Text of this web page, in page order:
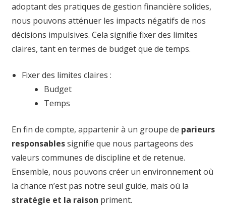
adoptant des pratiques de gestion financière solides,
nous pouvons atténuer les impacts négatifs de nos
décisions impulsives. Cela signifie fixer des limites
claires, tant en termes de budget que de temps.
Fixer des limites claires :
Budget
Temps
En fin de compte, appartenir à un groupe de parieurs
responsablessignifie que nous partageons des
valeurs communes de discipline et de retenue.
Ensemble, nous pouvons créer un environnement où
la chance n’est pas notre seul guide, mais où la
stratégie et la raison priment.